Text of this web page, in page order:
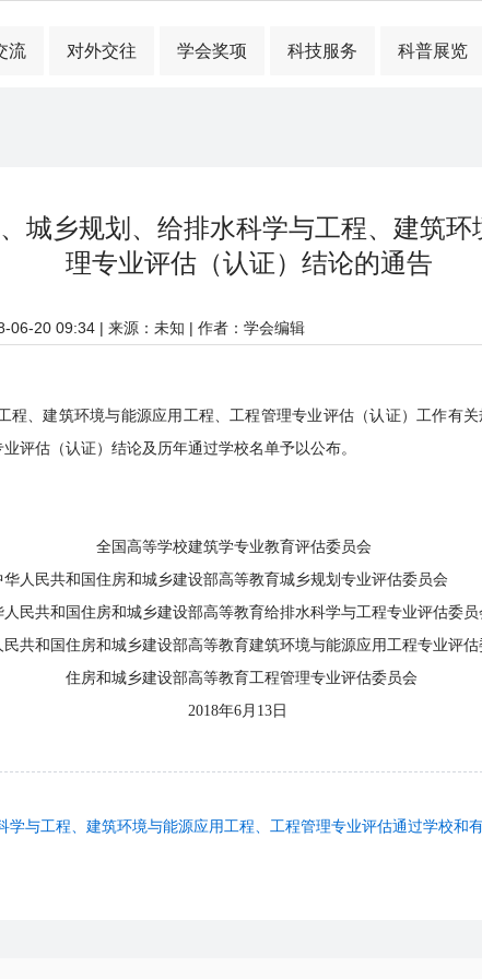
流 对外交往 学会奖项 科技服务 科普展览
城乡规划、给排水科学与工程、建筑
理专业评估（认证）结论的通告
06-20 09:34 | 来源：未知 | 作者：学会编辑
建筑环境与能源应用工程、工程管理专业评估（认证）工作有关
评估（认证）结论及历年通过学校名单予以公布。
业教育评估委员会
部高等教育城乡规划专业评估委员会
高等教育给排水科学与工程专业评估委员
等教育建筑环境与能源应用工程专业评估委
育工程管理专业评估委员会
13日
学与工程、建筑环境与能源应用工程、工程管理专业评估通过学校和